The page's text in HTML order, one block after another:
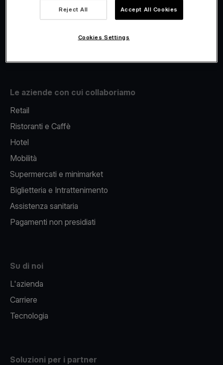
Fiscalizzazione
Le aziende con cui collaboriamo
Retail
Ristoranti e Caffè
Hotel
Mobilità
Supermercati e minimarket
Biglietteria e Intrattenimento
Assistenza sanitaria
Pagamenti non presidiati
Su di noi
L'azienda
Carriere
Tecnologia
Soluzioni per i partner
Reject All Accept All Cookies
Cookies Settings